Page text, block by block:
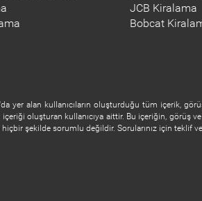
JCB Kiralama
Bobcat
yer alan kullanıcıların oluşturduğu tüm içerik,
oluşturan kullanıcıya aittir. Bu içeriğin, görüş
şekilde sorumlu değildir. Sorularınız için teklif